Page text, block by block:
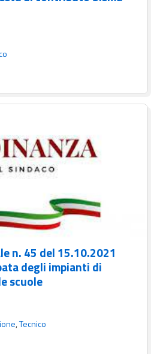
n. 45 del 15.10.2021
degli impianti di
scuole
,Tecnico